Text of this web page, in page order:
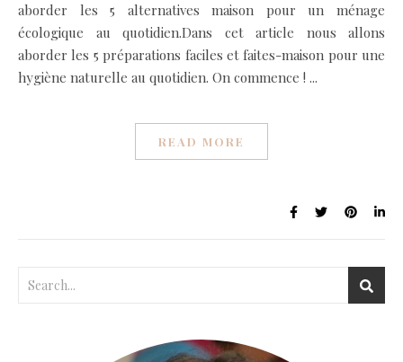
aborder les 5 alternatives maison pour un ménage
écologique au quotidien.Dans cet article nous allons
aborder les 5 préparations faciles et faites-maison pour une
hygiène naturelle au quotidien. On commence ! ...
READ MORE